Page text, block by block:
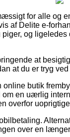
for alle og
af Delite e-
og
at
at du er tryg
butik
en uærlig
overfor
over en